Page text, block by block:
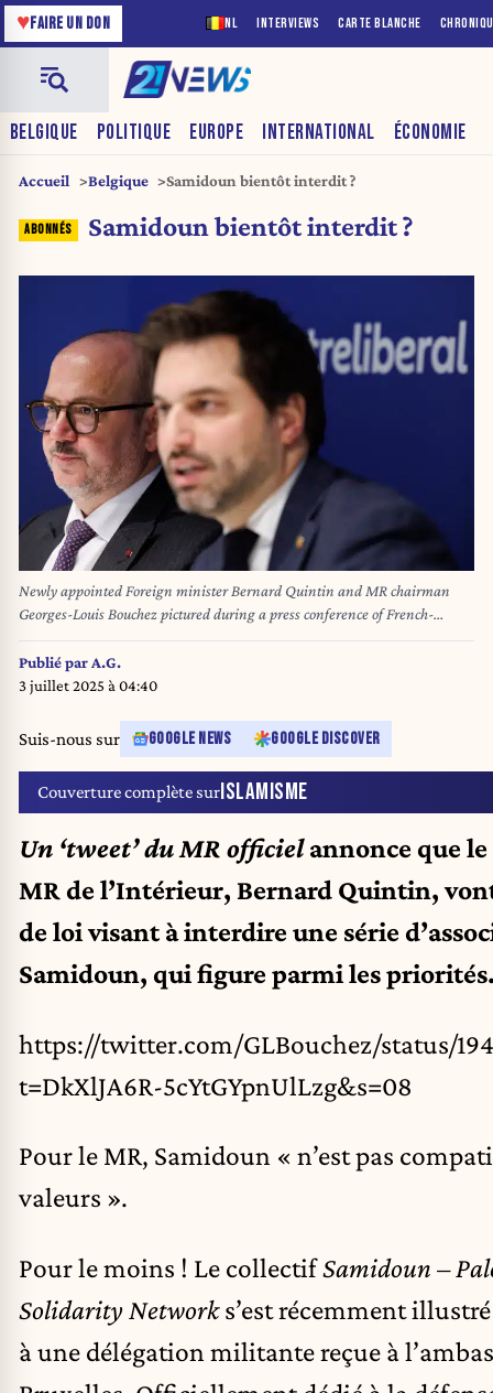
NL INTERVIEWS CARTE BLANCHE
♥FAIRE UN DON
BELGIQUE POLITIQUE EUROPE INTERNATIONAL ÉCONOMIE
Accueil Belgique Samidoun bientôt interdit ?
Samidoun bientôt interdit ?
Newly appointed Foreign minister Bernard Quintin and MR chairman
Georges-Louis Bouchez pictured during a press conference of French-
speaking liberal party MR to present their new Foreign Minister, on
Monday 02 December 2024 in Brussels. Quintin succeeds Lahbib as
Foreign Minister, Lahbib will become European commissioner for Equality
Publié par A.G.
3 juillet 2025 à 04:40
Suis-nous sur GOOGLE NEWS GOOGLE DISCOVER
Couverture complète surISLAMISME
Un ‘tweet’ du MR officielannonce que
MR de l’Intérieur, Bernard Quintin,
de loi visant à interdire une série
Samidoun, qui figure parmi les
https://twitter.com/GLBouchez/status/
t=DkXlJA6R-5cYtGYpnUlLzg&s=08
Pour le MR, Samidoun « n’est pas
valeurs ».
Pour le moins ! Le collectifSamidoun –
Solidarity Network s’est récemment
à une délégation militante reçue à